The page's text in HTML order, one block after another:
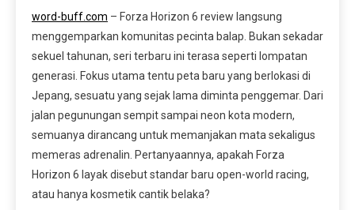
word-buff.com – Forza Horizon 6 review langsung
menggemparkan komunitas pecinta balap. Bukan sekadar
sekuel tahunan, seri terbaru ini terasa seperti lompatan
generasi. Fokus utama tentu peta baru yang berlokasi di
Jepang, sesuatu yang sejak lama diminta penggemar. Dari
jalan pegunungan sempit sampai neon kota modern,
semuanya dirancang untuk memanjakan mata sekaligus
memeras adrenalin. Pertanyaannya, apakah Forza
Horizon 6 layak disebut standar baru open-world racing,
atau hanya kosmetik cantik belaka?